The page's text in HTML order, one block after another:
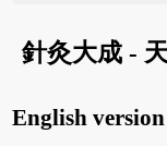
針灸大成 -
English version